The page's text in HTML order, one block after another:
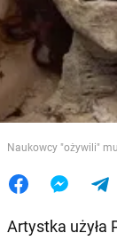
Jedzenie
Naukowcy "ożywili"
Artystka użyła